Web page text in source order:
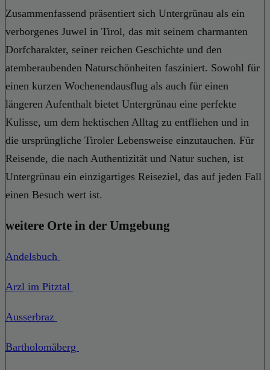
Zusammenfassend präsentiert sich Untergrünau als ein
verborgenes Juwel in Tirol, das mit seinem charmanten
Dorfcharakter, seiner reichen Geschichte und den
atemberaubenden Naturschönheiten fasziniert. Sowohl für
einen kurzen Wochenendausflug als auch für einen
längeren Aufenthalt bietet Untergrünau eine perfekte
Kulisse, um dem hektischen Alltag zu entfliehen und in
die ursprüngliche Tiroler Lebensweise einzutauchen. Für
Reisende, die nach Authentizität und Natur suchen, ist
Untergrünau ein einzigartiges Reiseziel, das auf jeden Fall
einen Besuch wert ist.
weitere Orte in der Umgebung
Andelsbuch
Arzl im Pitztal
Ausserbraz
Bartholomäberg